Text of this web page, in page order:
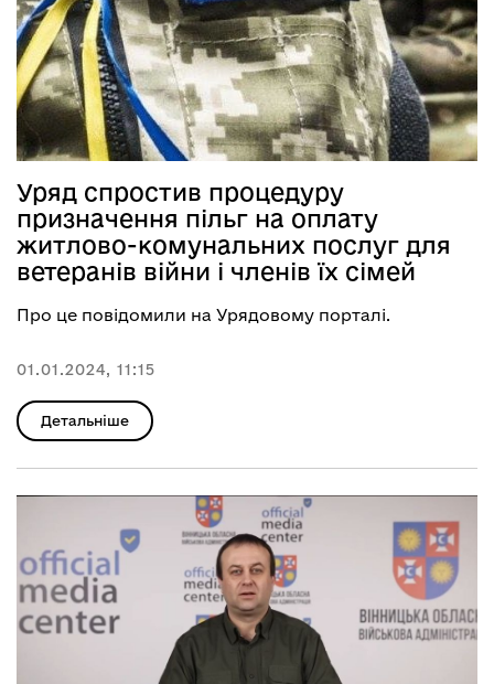
Уряд спростив процедуру
призначення пільг на оплату
житлово-комунальних послуг для
ветеранів війни і членів їх сімей
Про це повідомили на Урядовому порталі.
01.01.2024, 11:15
Детальніше